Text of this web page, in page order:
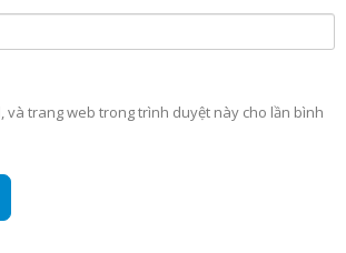
và trang web trong trình duyệt này cho lần bình